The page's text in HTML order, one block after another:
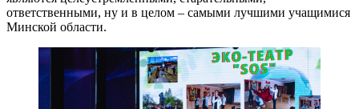
ответственными, ну и в целом – самыми лучшими учащимися
Минской области.